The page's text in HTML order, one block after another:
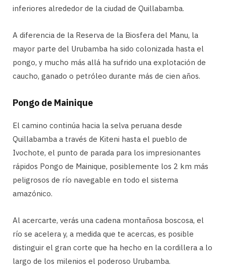
inferiores alrededor de la ciudad de Quillabamba.
A diferencia de la Reserva de la Biosfera del Manu, la
mayor parte del Urubamba ha sido colonizada hasta el
pongo, y mucho más allá ha sufrido una explotación de
caucho, ganado o petróleo durante más de cien años.
Pongo de Mainique
El camino continúa hacia la selva peruana desde
Quillabamba a través de Kiteni hasta el pueblo de
Ivochote, el punto de parada para los impresionantes
rápidos Pongo de Mainique, posiblemente los 2 km más
peligrosos de río navegable en todo el sistema
amazónico.
Al acercarte, verás una cadena montañosa boscosa, el
río se acelera y, a medida que te acercas, es posible
distinguir el gran corte que ha hecho en la cordillera a lo
largo de los milenios el poderoso Urubamba.